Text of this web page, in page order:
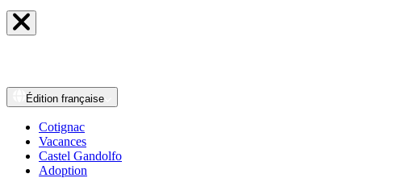
Édition française
Cotignac
Vacances
Castel Gandolfo
Adoption